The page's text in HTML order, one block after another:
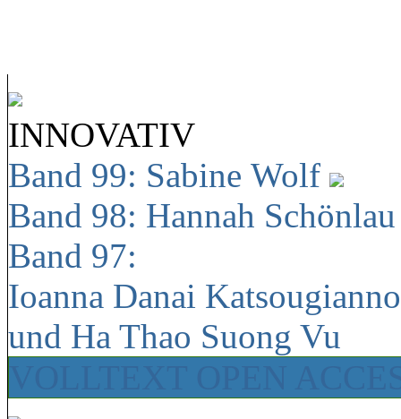
INNOVATIV
Band 99: Sabine Wolf
Band 98: Hannah
Band 97:
Ioanna Danai
und Ha Thao Suong Vu